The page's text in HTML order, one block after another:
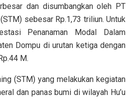
dan disumbangkan oleh PT
sebesar Rp.1,73 triliun. Untuk
Penanaman Modal Dalam
Dompu di urutan ketiga dengan
M.
(STM) yang melakukan kegiatan
dan panas bumi di wilayah Hu’u